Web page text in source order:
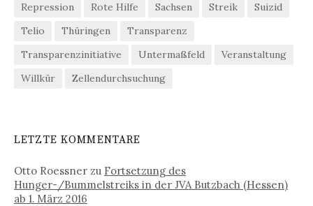
Repression
Rote Hilfe Sachsen Streik
Suizid
Telio
Thüringen
Transparenz
Transparenzinitiative
Untermaßfeld
Veranstaltung
Willkür
Zellendurchsuchung
LETZTE KOMMENTARE
Otto Roessner zu Fortsetzung des
Hunger-/Bummelstreiks in der JVA Butzbach (Hessen)
ab 1. März 2016